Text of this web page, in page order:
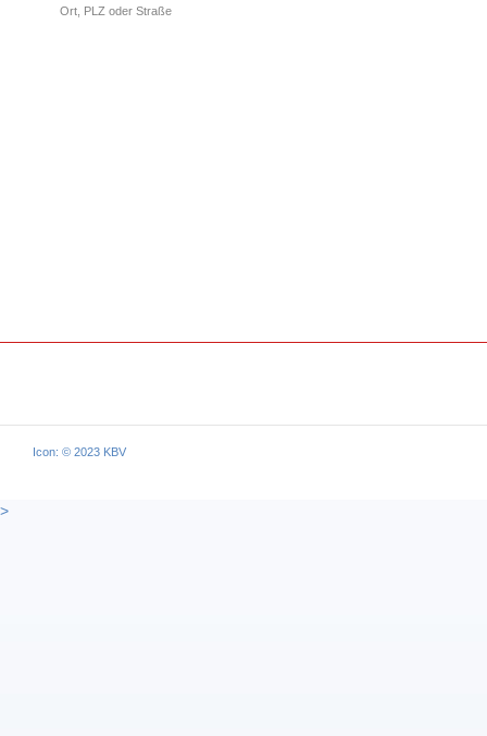
Ort, PLZ oder Straße
Icon: © 2023 KBV
>